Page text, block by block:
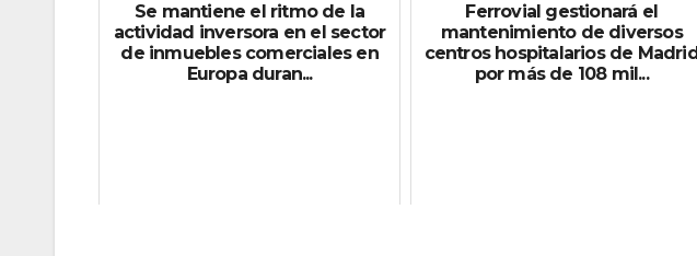
Se mantiene el ritmo de la
actividad inversora en el sector
de inmuebles comerciales en
Europa duran...
Ferrovial gestionará el
mantenimiento de diversos
centros hospitalarios de Madrid
por más de 108 mil...